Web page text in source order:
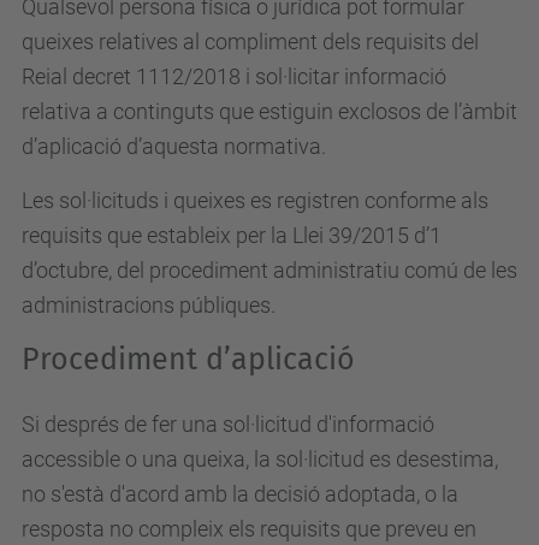
Qualsevol persona física o jurídica pot formular
queixes relatives al compliment dels requisits del
Reial decret 1112/2018 i sol·licitar informació
relativa a continguts que estiguin exclosos de l’àmbit
d’aplicació d’aquesta normativa.
Les sol·licituds i queixes es registren conforme als
requisits que estableix per la Llei 39/2015 d’1
d’octubre, del procediment administratiu comú de les
administracions públiques.
Procediment d’aplicació
Si després de fer una sol·licitud d'informació
accessible o una queixa, la sol·licitud es desestima,
no s'està d'acord amb la decisió adoptada, o la
resposta no compleix els requisits que preveu en